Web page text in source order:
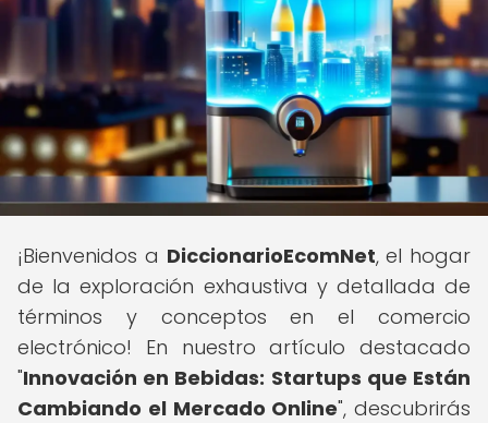
¡Bienvenidos a DiccionarioEcomNet, el hogar
de la exploración exhaustiva y detallada de
términos y conceptos en el comercio
electrónico! En nuestro artículo destacado
"Innovación en Bebidas: Startups que Están
Cambiando el Mercado Online", descubrirás